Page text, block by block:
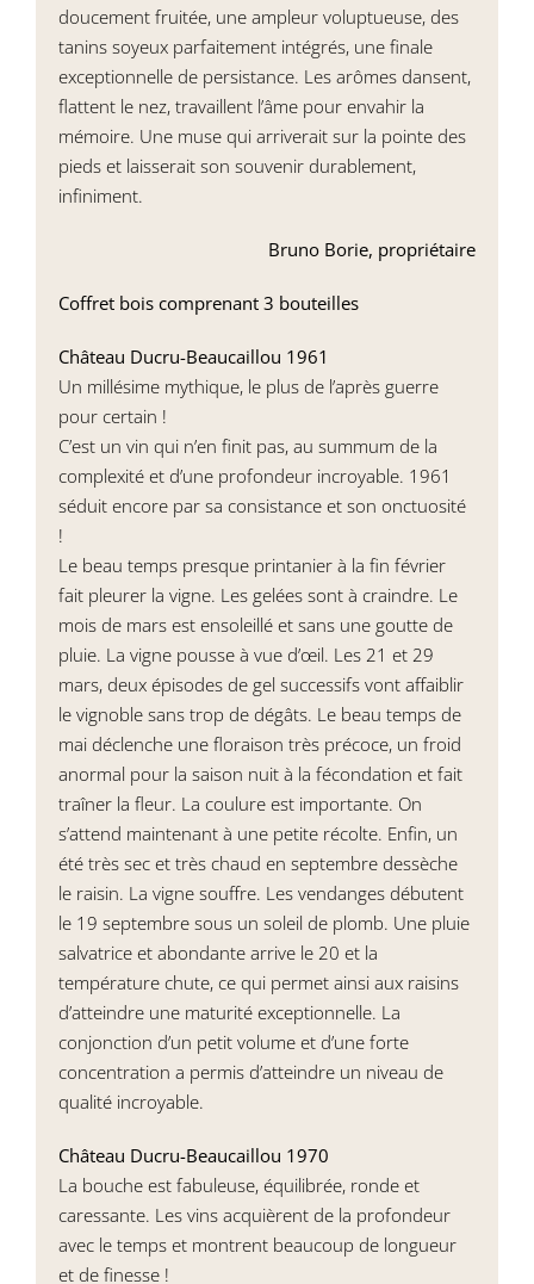
doucement fruitée, une ampleur voluptueuse, des
tanins soyeux parfaitement intégrés, une finale
exceptionnelle de persistance. Les arômes dansent,
flattent le nez, travaillent l’âme pour envahir la
mémoire. Une muse qui arriverait sur la pointe des
pieds et laisserait son souvenir durablement,
infiniment.
Bruno Borie, propriétaire
Coffret bois comprenant 3 bouteilles
Château Ducru-Beaucaillou 1961
Un millésime mythique, le plus de l’après guerre
pour certain !
C’est un vin qui n’en finit pas, au summum de la
complexité et d’une profondeur incroyable. 1961
séduit encore par sa consistance et son onctuosité
!
Le beau temps presque printanier à la fin février
fait pleurer la vigne. Les gelées sont à craindre. Le
mois de mars est ensoleillé et sans une goutte de
pluie. La vigne pousse à vue d’œil. Les 21 et 29
mars, deux épisodes de gel successifs vont affaiblir
le vignoble sans trop de dégâts. Le beau temps de
mai déclenche une floraison très précoce, un froid
anormal pour la saison nuit à la fécondation et fait
traîner la fleur. La coulure est importante. On
s’attend maintenant à une petite récolte. Enfin, un
été très sec et très chaud en septembre dessèche
le raisin. La vigne souffre. Les vendanges débutent
le 19 septembre sous un soleil de plomb. Une pluie
salvatrice et abondante arrive le 20 et la
température chute, ce qui permet ainsi aux raisins
d’atteindre une maturité exceptionnelle. La
conjonction d’un petit volume et d’une forte
concentration a permis d’atteindre un niveau de
qualité incroyable.
Château Ducru-Beaucaillou 1970
La bouche est fabuleuse, équilibrée, ronde et
caressante. Les vins acquièrent de la profondeur
avec le temps et montrent beaucoup de longueur
et de finesse !